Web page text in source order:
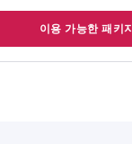
이용 가능한 패키